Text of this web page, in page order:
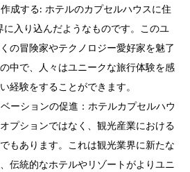
成する: ホテルのカプセルハウスに住
入り込んだようなものです。このユ
の冒険家やテクノロジー愛好家を魅了
中で、人々はユニークな旅行体験を感
経験をすることができます。
ーションの促進：ホテルカプセルハウ
プションではなく、観光産業における
もあります。これは観光業界に新たな
伝​​統的なホテルやリゾートがよりユニ